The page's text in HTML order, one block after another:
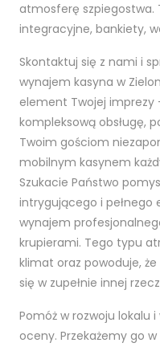
atmosferę szpiegostwa.
integracyjne, bankiety,
Skontaktuj się z nami i
wynajem kasyna w
element Twojej imprezy
kompleksową obsługę,
Twoim gościom
mobilnym kasynem
Szukacie Państwo
intrygującego i pełnego
wynajem
krupierami. Tego typu
klimat oraz powoduje,
się w zupełnie innej
Pomóż w rozwoju lokalu
oceny. Przekażemy go